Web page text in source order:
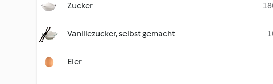
Zucker
Vanillezucker, selbst gemacht
Eier